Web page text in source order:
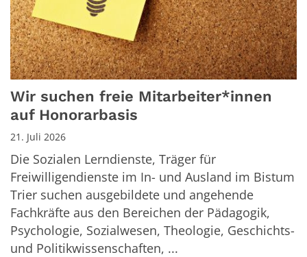
Wir suchen freie Mitarbeiter*innen
auf Honorarbasis
21. Juli 2026
Die Sozialen Lerndienste, Träger für
Freiwilligendienste im In- und Ausland im Bistum
Trier suchen ausgebildete und angehende
Fachkräfte aus den Bereichen der Pädagogik,
Psychologie, Sozialwesen, Theologie, Geschichts-
und Politikwissenschaften, ...